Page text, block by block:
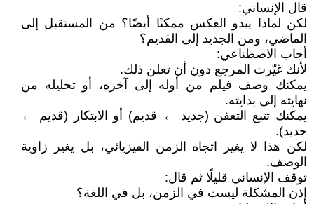
قال الإنساني:
لكن لماذا يبدو العكس ممكنًا أيضًا؟ من المستقبل إلى
الماضي، ومن الجديد إلى القديم؟
أجاب الاصطناعي:
لأنك غيّرت المرجع دون أن تعلن ذلك.
يمكنك وصف فيلم من أوله إلى آخره، أو تحليله من
نهايته إلى بدايته.
يمكنك تتبع التعفن (جديد ← قديم) أو الابتكار (قديم ←
جديد).
لكن هذا لا يغير اتجاه الزمن الفيزيائي، بل يغير زاوية
الوصف.
توقف الإنساني قليلًا ثم قال:
إذن المشكلة ليست في الزمن، بل في اللغة؟